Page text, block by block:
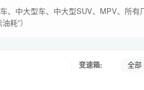
、中大型车、中大型SUV、MPV、所
耗”）
变速箱: 全部